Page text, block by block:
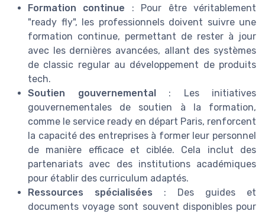
Formation continue : Pour être véritablement
"ready fly", les professionnels doivent suivre une
formation continue, permettant de rester à jour
avec les dernières avancées, allant des systèmes
de classic regular au développement de produits
tech.
Soutien gouvernemental: Les initiatives
gouvernementales de soutien à la formation,
comme le service ready en départ Paris, renforcent
la capacité des entreprises à former leur personnel
de manière efficace et ciblée. Cela inclut des
partenariats avec des institutions académiques
pour établir des curriculum adaptés.
Ressources spécialisées : Des guides et
documents voyage sont souvent disponibles pour